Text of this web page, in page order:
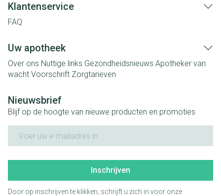
Klantenservice
FAQ
Uw apotheek
Over ons Nuttige links Gezondheidsnieuws Apotheker van
wacht Voorschrift Zorgtarieven
Nieuwsbrief
Blijf op de hoogte van nieuwe producten en promoties
Inschrijven
Door op inschrijven te klikken, schrijft u zich in voor onze